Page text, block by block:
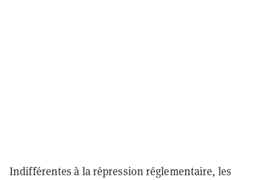
Indifférentes à la répression réglementaire, les